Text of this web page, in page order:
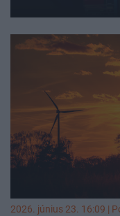
2026. június 23. 16:09 |